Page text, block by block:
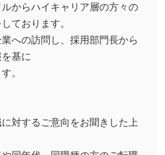
からハイキャリア層の方々の
ております。
への訪問し、採用部門長から
基に
。
対するご意向をお聞きした上